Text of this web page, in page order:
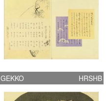
GEKKO HRSHB